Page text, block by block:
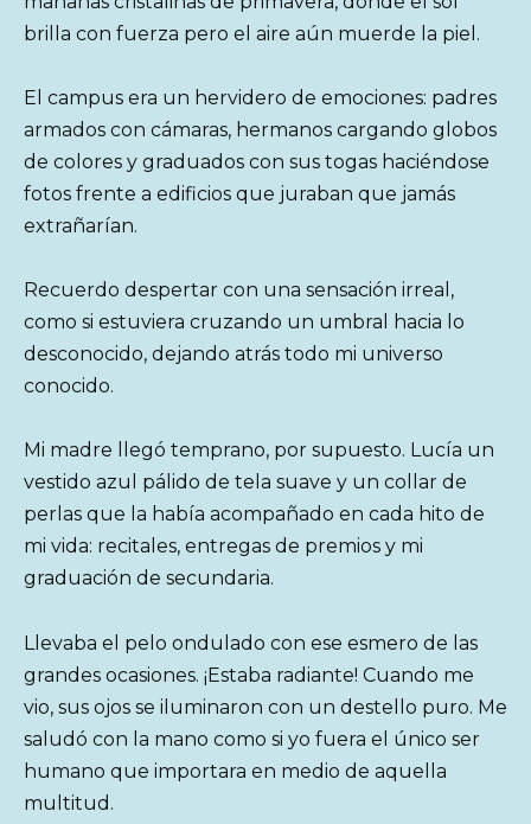
brilla con fuerza pero el aire aún muerde la piel.
El campus era un hervidero de emociones: padres
armados con cámaras, hermanos cargando globos
de colores y graduados con sus togas haciéndose
fotos frente a edificios que juraban que jamás
extrañarían.
Recuerdo despertar con una sensación irreal,
como si estuviera cruzando un umbral hacia lo
desconocido, dejando atrás todo mi universo
conocido.
Mi madre llegó temprano, por supuesto. Lucía un
vestido azul pálido de tela suave y un collar de
perlas que la había acompañado en cada hito de
mi vida: recitales, entregas de premios y mi
graduación de secundaria.
Llevaba el pelo ondulado con ese esmero de las
grandes ocasiones. ¡Estaba radiante! Cuando me
vio, sus ojos se iluminaron con un destello puro. Me
saludó con la mano como si yo fuera el único ser
humano que importara en medio de aquella
multitud.